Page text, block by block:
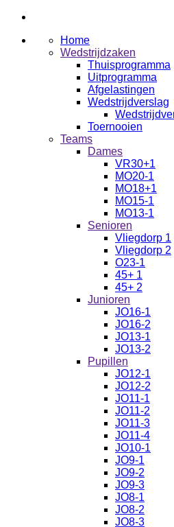
Home
Wedstrijdzaken
Thuisprogramma
Uitprogramma
Afgelastingen
Wedstrijdverslag
Toernooien
Teams
Dames
VR30+1
MO20-1
MO18+1
MO15-1
MO13-1
Senioren
Vliegdorp 1
Vliegdorp 2
O23-1
45+ 1
45+ 2
Junioren
JO16-1
JO16-2
JO13-1
JO13-2
Pupillen
JO12-1
JO12-2
JO11-1
JO11-2
JO11-3
JO11-4
JO10-1
JO9-1
JO9-2
JO9-3
JO8-1
JO8-2
JO8-3